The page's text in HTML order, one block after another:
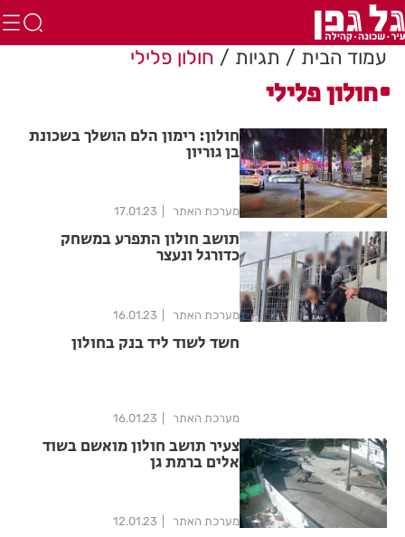
עמוד הבית תגיות חולון פלילי
חולון פלילי
חולון: רימון הלם הושלך בשכונת
בן גוריון
מערכת האתר 17.01.23
תושב חולון התפרע במשחק
כדורגל ונעצר
מערכת האתר 16.01.23
חשד לשוד ליד בנק בחולון
מערכת האתר 16.01.23
צעיר תושב חולון מואשם בשוד
אלים ברמת גן
מערכת האתר 12.01.23